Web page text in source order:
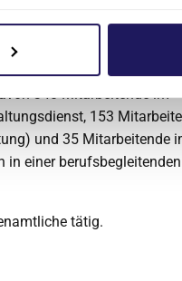
am 31.12.2022
und
340 Mitarbeitende im
153
und 35 Mitarbeitende
einer
tätig.